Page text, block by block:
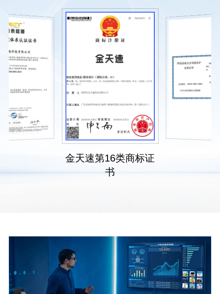
金天速第16类商标证
书